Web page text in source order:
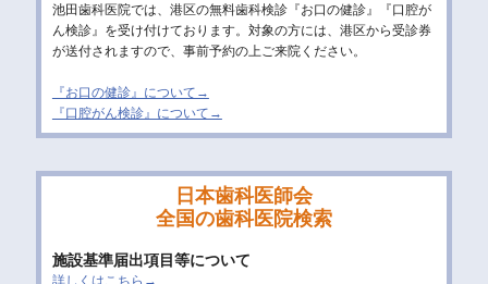
池田歯科医院では、港区の無料歯科検診『お口の健診』『口腔が
ん検診』を受け付けております。対象の方には、港区から受診券
が送付されますので、事前予約の上ご来院ください。
『お口の健診』について→
『口腔がん検診』について→
日本歯科医師会
全国の歯科医院検索
施設基準届出項目等について
詳しくはこちら→